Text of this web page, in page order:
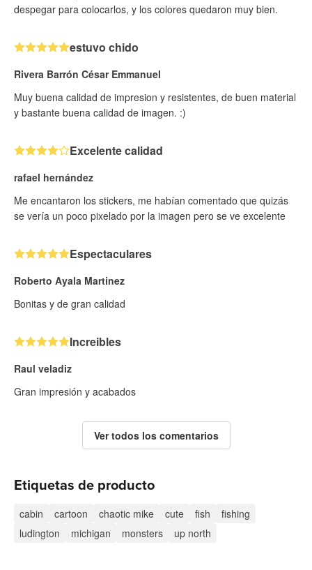
despegar para colocarlos, y los colores quedaron muy bien.
estuvo chido
Rivera Barrón César Emmanuel
Muy buena calidad de impresion y resistentes, de buen material
y bastante buena calidad de imagen. :)
Excelente calidad
rafael hernández
Me encantaron los stickers, me habían comentado que quizás
se vería un poco pixelado por la imagen pero se ve excelente
Espectaculares
Roberto Ayala Martinez
Bonitas y de gran calidad
Increibles
Raul veladiz
Gran impresión y acabados
Ver todos los comentarios
Etiquetas de producto
cabin cartoon chaotic mike cute fish
fishing
ludington
michigan monsters up north